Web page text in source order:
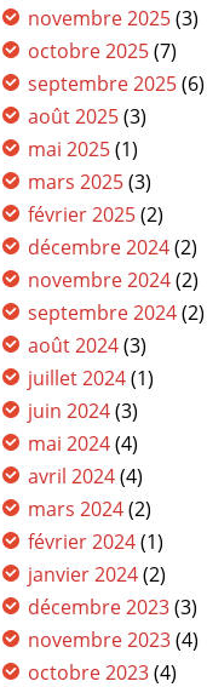
novembre 2025(3)
octobre 2025(7)
septembre 2025(6)
août 2025(3)
mai 2025(1)
mars 2025(3)
février 2025(2)
décembre 2024(2)
novembre 2024(2)
septembre 2024(2)
août 2024(3)
juillet 2024(1)
juin 2024(3)
mai 2024(4)
avril 2024(4)
mars 2024(2)
février 2024(1)
janvier 2024(2)
décembre 2023(3)
novembre 2023(4)
octobre 2023(4)